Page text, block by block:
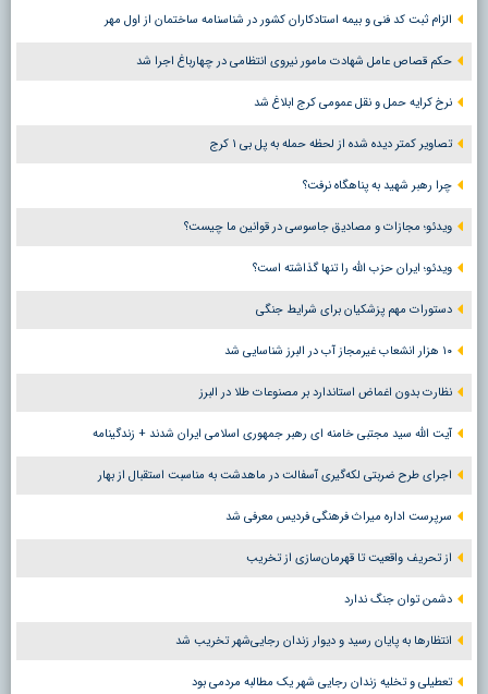
الزام ثبت کد فنی و بیمه استادکاران کشور در شناسنامه ساختمان از اول مهر
حکم قصاص عامل شهادت مامور نیروی انتظامی در چهارباغ اجرا شد
نرخ کرایه حمل و نقل عمومی کرج ابلاغ شد
تصاویر کمتر دیده شده از لحظه حمله به پل بی ۱ کرج
چرا رهبر شهید به پناهگاه نرفت؟
ویدئو؛ مجازات و مصادیق جاسوسی در قوانین ما چیست؟
ویدئو؛ ایران حزب الله را تنها گذاشته است؟
دستورات مهم پزشکیان برای شرایط جنگی
۱۰ هزار انشعاب غیرمجاز آب در البرز شناسایی شد
نظارت بدون اغماض استاندارد بر مصنوعات طلا در البرز
آیت الله سید مجتبی خامنه ای رهبر جمهوری اسلامی ایران شدند + زندگینامه
اجرای طرح ضربتی لکه‌گیری آسفالت در ماهدشت به مناسبت استقبال از بهار
سرپرست اداره میراث فرهنگی فردیس معرفی شد
از تحریف واقعیت تا قهرمان‌سازی از تخریب
دشمن توان جنگ ندارد
انتظارها به پایان رسید و دیوار زندان رجایی‌شهر تخریب شد
تعطیلی و تخلیه زندان رجایی شهر یک مطالبه مردمی بود